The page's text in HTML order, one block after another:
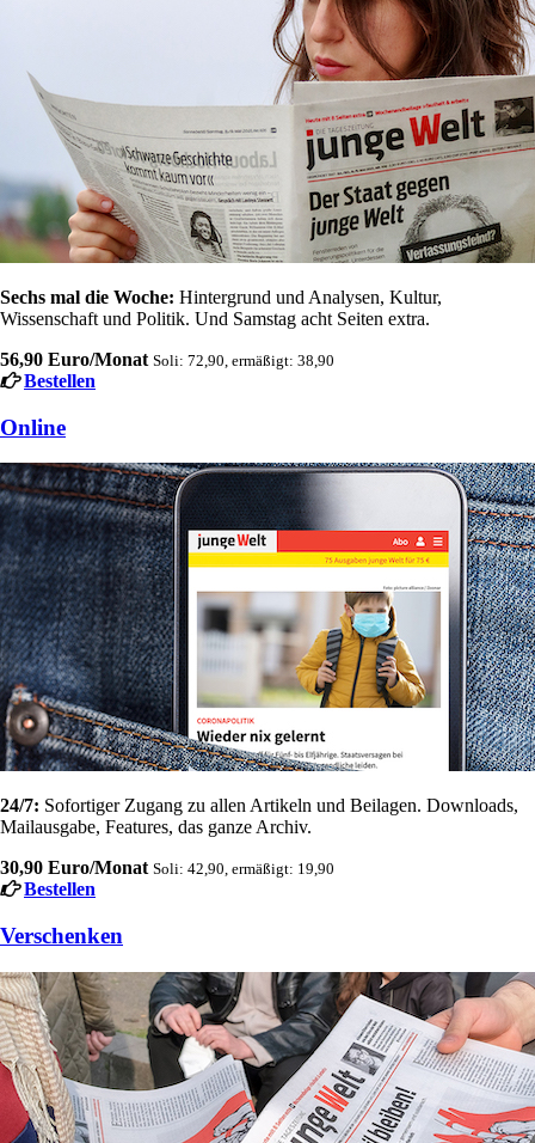
Sechs mal die Woche: Hintergrund und Analysen, Kultur,
Wissenschaft und Politik. Und Samstag acht Seiten extra.
56,90 Euro/Monat Soli: 72,90, ermäßigt: 38,90
Bestellen
Online
24/7: Sofortiger Zugang zu allen Artikeln und Beilagen. Downloads,
Mailausgabe, Features, das ganze Archiv.
30,90 Euro/Monat Soli: 42,90, ermäßigt: 19,90
Bestellen
Verschenken